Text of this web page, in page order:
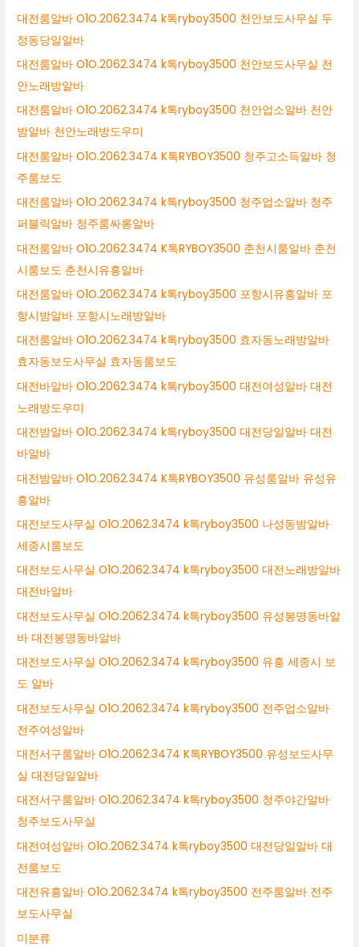
대전룸알바 O1O.2062.3474 k톡ryboy3500 천안보도사무실 두
정동당일알바
대전룸알바 O1O.2062.3474 k톡ryboy3500 천안보도사무실 천
안노래방알바
대전룸알바 O1O.2062.3474 k톡ryboy3500 천안업소알바 천안
밤알바 천안노래방도우미
대전룸알바 O1O.2062.3474 K톡RYBOY3500 청주고소득알바 청
주룸보도
대전룸알바 O1O.2062.3474 k톡ryboy3500 청주업소알바 청주
퍼블릭알바 청주룸싸롱알바
대전룸알바 O1O.2062.3474 K톡RYBOY3500 춘천시룸알바 춘천
시룸보도 춘천시유흥알바
대전룸알바 O1O.2062.3474 k톡ryboy3500 포항시유흥알바 포
항시밤알바 포항시노래방알바
대전룸알바 O1O.2062.3474 k톡ryboy3500 효자동노래방알바
효자동보도사무실 효자동룸보도
대전바알바 O1O.2062.3474 k톡ryboy3500 대전여성알바 대전
노래방도우미
대전밤알바 O1O.2062.3474 k톡ryboy3500 대전당일알바 대전
바알바
대전밤알바 O1O.2062.3474 K톡RYBOY3500 유성룸알바 유성유
흥알바
대전보도사무실 O1O.2062.3474 k톡ryboy3500 나성동밤알바
세종시룸보도
대전보도사무실 O1O.2062.3474 k톡ryboy3500 대전노래방알바
대전바알바
대전보도사무실 O1O.2062.3474 k톡ryboy3500 유성봉명동바알
바 대전봉명동바알바
대전보도사무실 O1O.2062.3474 k톡ryboy3500 유흥 세종시 보
도 알바
대전보도사무실 O1O.2062.3474 k톡ryboy3500 전주업소알바
전주여성알바
대전서구룸알바 O1O.2062.3474 K톡RYBOY3500 유성보도사무
실 대전당일알바
대전서구룸알바 O1O.2062.3474 k톡ryboy3500 청주야간알바
청주보도사무실
대전여성알바 O1O.2062.3474 k톡ryboy3500 대전당일알바 대
전룸보도
대전유흥알바 O1O.2062.3474 k톡ryboy3500 전주룸알바 전주
보도사무실
미분류